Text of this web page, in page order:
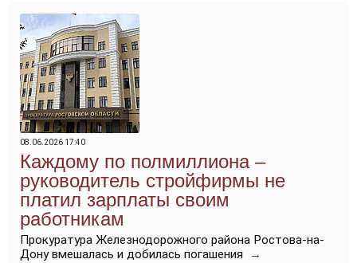
08.06.2026 17:40
Каждому по полмиллиона –
руководитель стройфирмы не
платил зарплаты своим
работникам
Прокуратура Железнодорожного района Ростова-на-
Дону вмешалась и добилась погашения
→